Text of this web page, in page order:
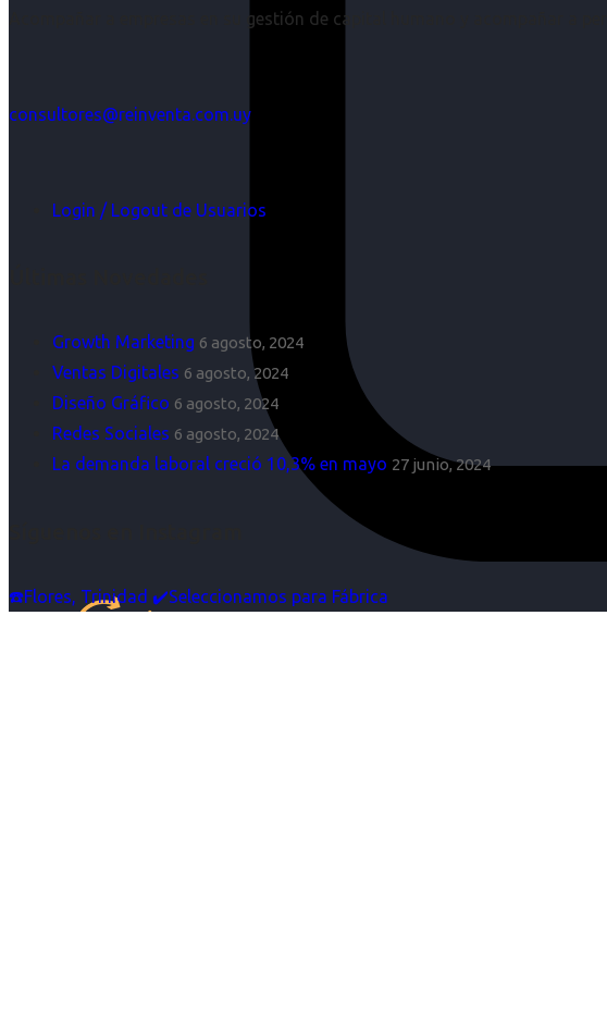
Acompañar a empresas en su gestión de capital humano y acompañar a
consultores@reinventa.com.uy
Login / Logout de Usuarios
Growth Marketing 6 agosto, 2024
Ventas Digitales 6 agosto, 2024
Diseño Gráfico 6 agosto, 2024
Redes Sociales 6 agosto, 2024
La demanda laboral creció 10,3% en mayo 27 junio, 2024
☎️Flores, Trinidad ✔️Seleccionamos para Fábrica